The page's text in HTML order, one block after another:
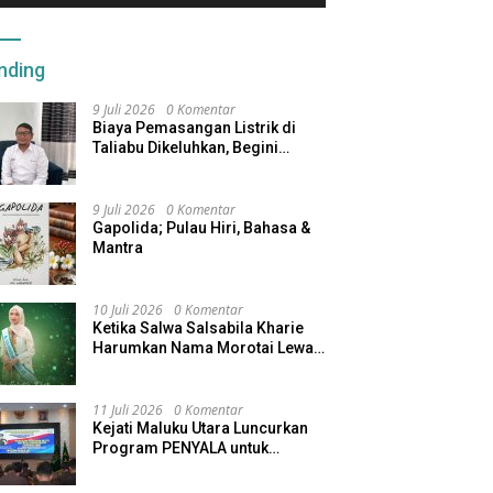
9 Juli 2026 0 Komentar
Biaya Pemasangan Listrik di
Taliabu Dikeluhkan, Begini
9 Juli 2026 0 Komentar
Gapolida; Pulau Hiri, Bahasa &
Mantra
10 Juli 2026 0 Komentar
Ketika Salwa Salsabila Kharie
Harumkan Nama Morotai Lewat
11 Juli 2026 0 Komentar
Kejati Maluku Utara Luncurkan
Program PENYALA untuk